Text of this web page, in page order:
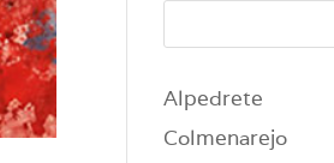
Alpedrete
Colmenarejo